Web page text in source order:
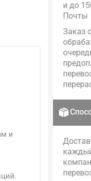
и
и до
Почты
Заказ